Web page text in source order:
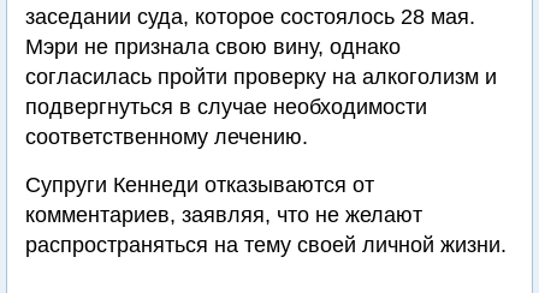
заседании суда, которое состоялось 28 мая.
Мэри не признала свою вину, однако
согласилась пройти проверку на алкоголизм и
подвергнуться в случае необходимости
соответственному лечению.
Супруги Кеннеди отказываются от
комментариев, заявляя, что не желают
распространяться на тему своей личной жизни.